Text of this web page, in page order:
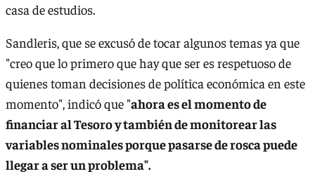
casa de estudios.
Sandleris, que se excusó de tocar algunos temas ya que
"creo que lo primero que hay que ser es respetuoso de
quienes toman decisiones de política económica en este
momento", indicó que "ahora es el momento de
financiar al Tesoro y también de monitorear las
variables nominales porque pasarse de rosca puede
llegar a ser un problema".